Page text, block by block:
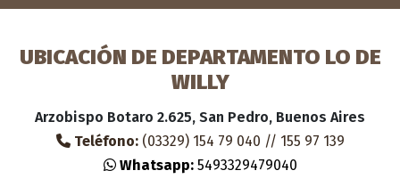
UBICACIÓN DE DEPARTAMENTO LO DE
WILLY
Arzobispo Botaro 2.625, San Pedro, Buenos Aires
Teléfono:(03329) 154 79 040 // 155 97 139
Whatsapp:5493329479040